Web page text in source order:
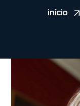
início